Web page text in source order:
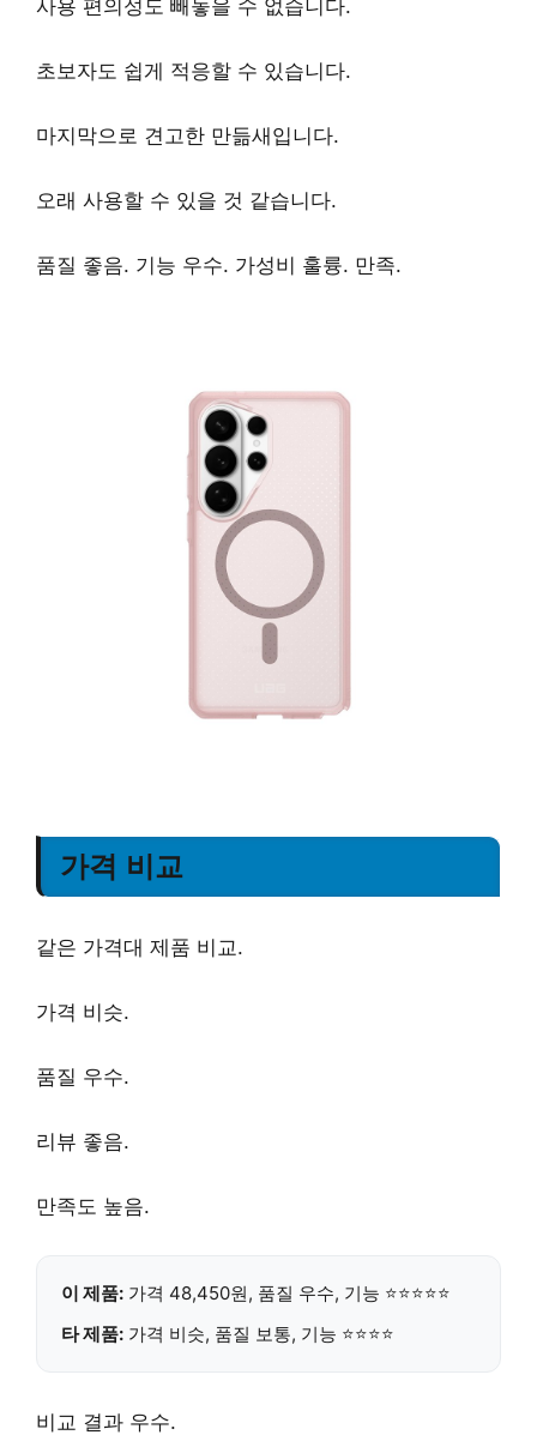
사용 편의성 도 빼놓을 수 없습니다.
초보자도 쉽게 적응할 수 있습니다.
마지막으로 견고한 만듦새입니다.
오래 사용할 수 있을 것 같습니다.
품질 좋음. 기능 우수. 가성비 훌륭. 만족.
가격 비교
같은 가격대 제품 비교.
가격 비슷.
품질 우수.
리뷰 좋음.
만족도 높음.
이 제품: 가격 48,450원, 품질 우수, 기능 ⭐⭐⭐⭐⭐
타 제품: 가격 비슷, 품질 보통, 기능 ⭐⭐⭐⭐
비교 결과 우수.